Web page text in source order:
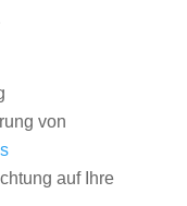
von
auf Ihre